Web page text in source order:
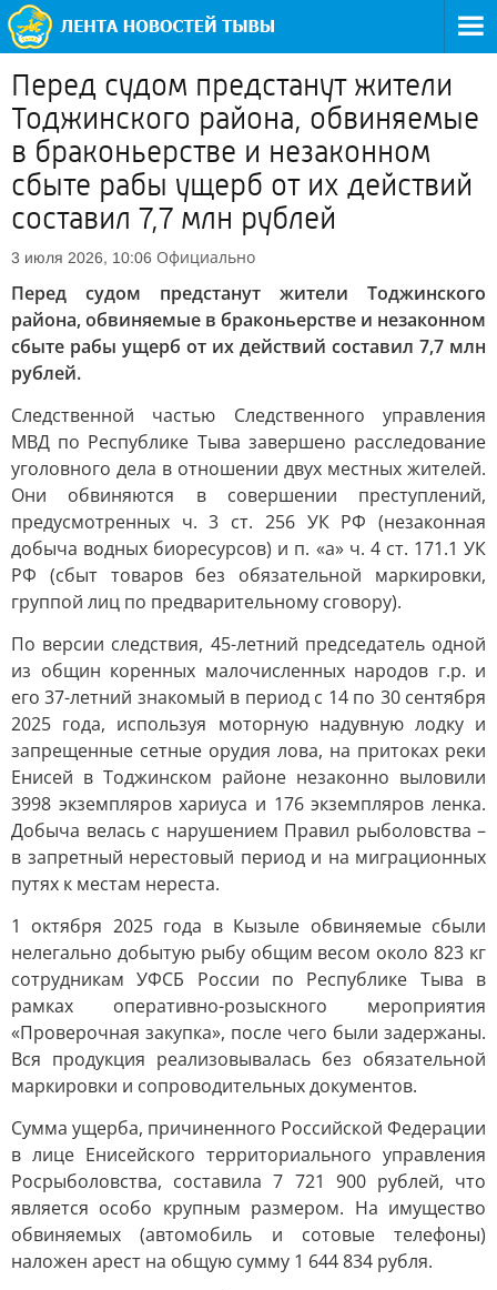
Перед судом предстанут жители
Тоджинского района, обвиняемые
в браконьерстве и незаконном
сбыте рабы ущерб от их действий
составил 7,7 млн рублей
3 июля 2026, 10:06 Официально
Перед судом предстанут жители Тоджинского
района, обвиняемые в браконьерстве и незаконном
сбыте рабы ущерб от их действий составил 7,7 млн
рублей.
Следственной частью Следственного управления
МВД по Республике Тыва завершено расследование
уголовного дела в отношении двух местных жителей.
Они обвиняются в совершении преступлений,
предусмотренных ч. 3 ст. 256 УК РФ (незаконная
добыча водных биоресурсов) и п. «а» ч. 4 ст. 171.1 УК
РФ (сбыт товаров без обязательной маркировки,
группой лиц по предварительному сговору).
По версии следствия, 45-летний председатель одной
из общин коренных малочисленных народов г.р. и
его 37-летний знакомый в период с 14 по 30 сентября
2025 года, используя моторную надувную лодку и
запрещенные сетные орудия лова, на притоках реки
Енисей в Тоджинском районе незаконно выловили
3998 экземпляров хариуса и 176 экземпляров ленка.
Добыча велась с нарушением Правил рыболовства –
в запретный нерестовый период и на миграционных
путях к местам нереста.
1 октября 2025 года в Кызыле обвиняемые сбыли
нелегально добытую рыбу общим весом около 823 кг
сотрудникам УФСБ России по Республике Тыва в
рамках оперативно-розыскного мероприятия
«Проверочная закупка», после чего были задержаны.
Вся продукция реализовывалась без обязательной
маркировки и сопроводительных документов.
Сумма ущерба, причиненного Российской Федерации
в лице Енисейского территориального управления
Росрыболовства, составила 7 721 900 рублей, что
является особо крупным размером. На имущество
обвиняемых (автомобиль и сотовые телефоны)
наложен арест на общую сумму 1 644 834 рубля.